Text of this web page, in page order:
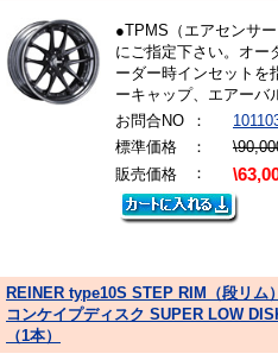
●TPMS（エアセンサ
にご指定下さい。オ
ーダー時インセット
ーキャップ、エアーバ
お問合NO
：
標準価格
：
販売価格
：
REINER type10S STEP RIM（段リム
コンケイプディスク SUPER LOW
（1本）